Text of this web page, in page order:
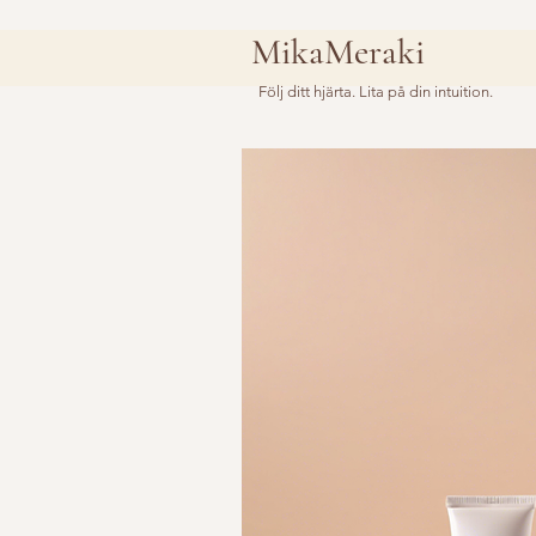
MikaMeraki
Följ ditt hjärta. Lita på din intuition.